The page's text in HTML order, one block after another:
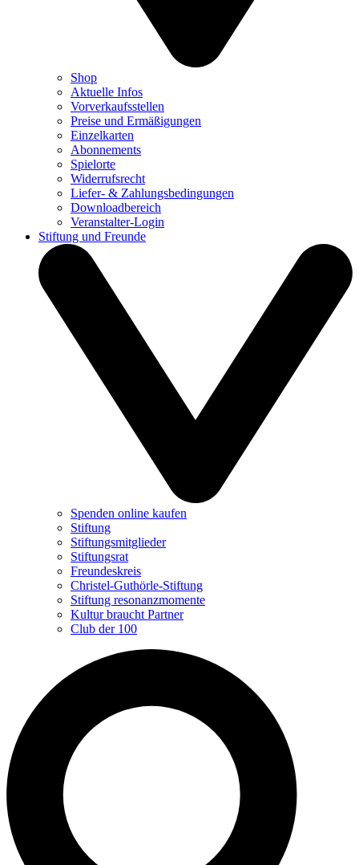
Shop
Aktuelle Infos
Vorverkaufsstellen
Preise und Ermäßigungen
Einzelkarten
Abonnements
Spielorte
Widerrufsrecht
Liefer- & Zahlungsbedingungen
Downloadbereich
Veranstalter-Login
Stiftung und Freunde
Spenden online kaufen
Stiftung
Stiftungsmitglieder
Stiftungsrat
Freundeskreis
Christel-Guthörle-Stiftung
Stiftung resonanzmomente
Kultur braucht Partner
Club der 100